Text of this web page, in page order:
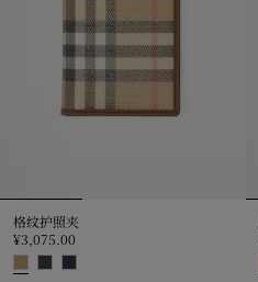
格纹护照夹
¥3,075.00